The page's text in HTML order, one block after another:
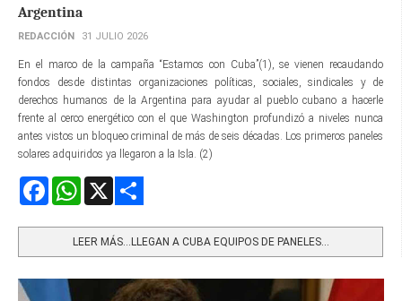
Argentina
REDACCIÓN 31 JULIO 2026
En el marco de la campaña “Estamos con Cuba”(1), se vienen recaudando
fondos desde distintas organizaciones políticas, sociales, sindicales y de
derechos humanos de la Argentina para ayudar al pueblo cubano a hacerle
frente al cerco energético con el que Washington profundizó a niveles nunca
antes vistos un bloqueo criminal de más de seis décadas. Los primeros paneles
solares adquiridos ya llegaron a la Isla. (2)
FacebookWhatsApp
LEER MÁS…LLEGAN A CUBA EQUIPOS DE PANELES...